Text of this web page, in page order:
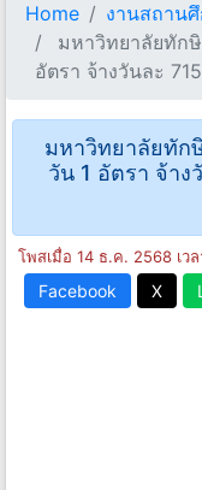
Home
งานสถาน
มหาวิทยาลัยทัก
อัตรา จ้างวันละ
มหาวิทยาลัยทัก
วัน 1 อัตรา จ้าง
โพสเมื่อ 14 ธ.ค. 2568 เว
Facebook X